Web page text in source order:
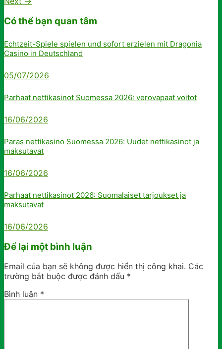
Có thể bạn quan tâm
Echtzeit-Spiele spielen und sofort erzielen mit Dragonia
Casino in Deutschland
05/07/2026
Parhaat nettikasinot Suomessa 2026: verovapaat voitot
16/06/2026
Paras nettikasino Suomessa 2026: Uudet nettikasinot ja
maksutavat
16/06/2026
Parhaat nettikasinot 2026: Suomalaiset tarjoukset ja
maksutavat
16/06/2026
Để lại một bình luận
Email của bạn sẽ không được hiển thị công khai. Các
trường bắt buộc được đánh dấu *
Bình luận *